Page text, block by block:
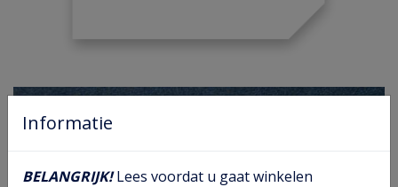
Ruiten/ Rubbers(23)
Vooras/ Stuurinrichting
Informatie
BELANGRIJK!Lees voordat u gaat winkelen